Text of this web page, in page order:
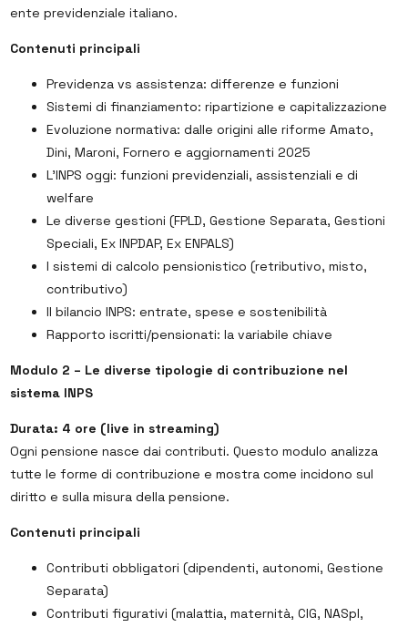
ente previdenziale italiano.
Contenuti principali
Previdenza vs assistenza: differenze e funzioni
Sistemi di finanziamento: ripartizione e capitalizzazione
Evoluzione normativa: dalle origini alle riforme Amato,
Dini, Maroni, Fornero e aggiornamenti 2025
L’INPS oggi: funzioni previdenziali, assistenziali e di
welfare
Le diverse gestioni (FPLD, Gestione Separata, Gestioni
Speciali, Ex INPDAP, Ex ENPALS)
I sistemi di calcolo pensionistico (retributivo, misto,
contributivo)
Il bilancio INPS: entrate, spese e sostenibilità
Rapporto iscritti/pensionati: la variabile chiave
Modulo 2 – Le diverse tipologie di contribuzione nel
sistema INPS
Durata: 4 ore (live in streaming)
Ogni pensione nasce dai contributi. Questo modulo analizza
tutte le forme di contribuzione e mostra come incidono sul
diritto e sulla misura della pensione.
Contenuti principali
Contributi obbligatori (dipendenti, autonomi, Gestione
Separata)
Contributi figurativi (malattia, maternità, CIG, NASpI,